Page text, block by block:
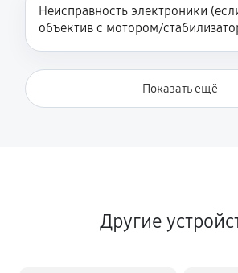
Неисправность электроники
объектив с мотором/
Показать ещё
Другие